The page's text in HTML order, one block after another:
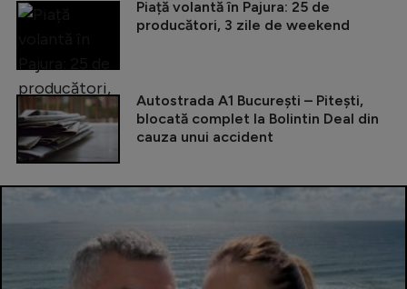
Piață volantă în Pajura: 25 de
producători, 3 zile de weekend
Autostrada A1 București – Pitești,
blocată complet la Bolintin Deal din
cauza unui accident